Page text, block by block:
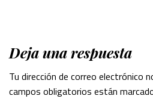
Deja una respuesta
Tu dirección de correo electrónico
campos obligatorios están